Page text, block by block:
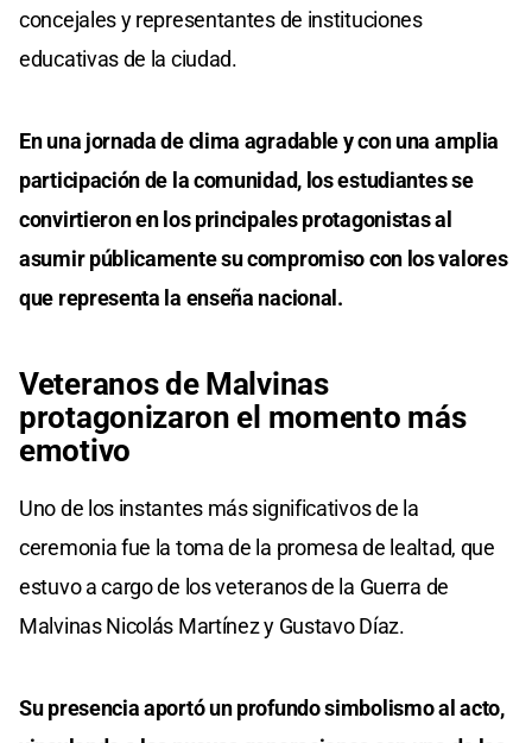
concejales y representantes de instituciones
educativas de la ciudad.
En una jornada de clima agradable y con una amplia
participación de la comunidad, los estudiantes se
convirtieron en los principales protagonistas al
asumir públicamente su compromiso con los valores
que representa la enseña nacional.
Veteranos de Malvinas
protagonizaron el momento más
emotivo
Uno de los instantes más significativos de la
ceremonia fue la toma de la promesa de lealtad, que
estuvo a cargo de los veteranos de la Guerra de
Malvinas Nicolás Martínez y Gustavo Díaz.
Su presencia aportó un profundo simbolismo al acto,